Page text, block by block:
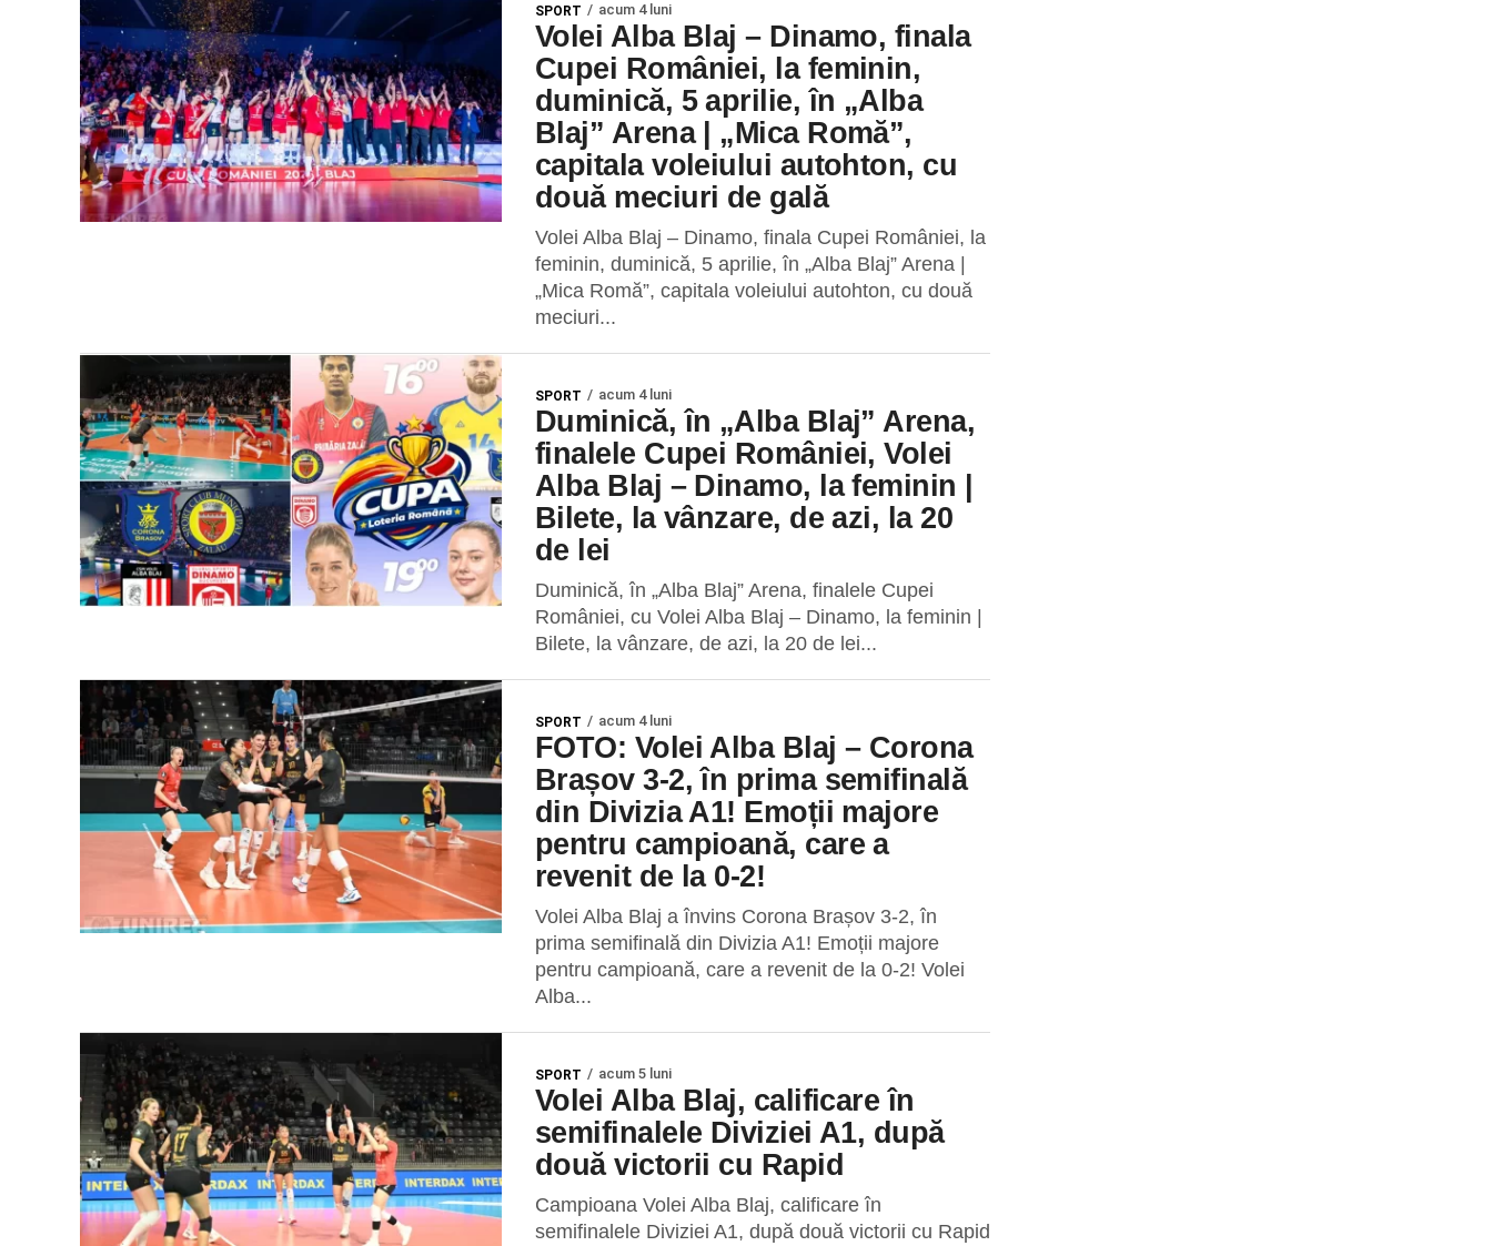
SPORT acum 4 luni
Volei Alba Blaj – Dinamo, finala
Cupei României, la feminin,
duminică, 5 aprilie, în „Alba
Blaj” Arena | „Mica Romă”,
capitala voleiului autohton, cu
două meciuri de gală
Volei Alba Blaj – Dinamo, finala Cupei României, la
feminin, duminică, 5 aprilie, în „Alba Blaj” Arena |
„Mica Romă”, capitala voleiului autohton, cu două
meciuri...
SPORT acum 4 luni
Duminică, în „Alba Blaj” Arena,
finalele Cupei României, Volei
Alba Blaj – Dinamo, la feminin |
Bilete, la vânzare, de azi, la 20
de lei
Duminică, în „Alba Blaj” Arena, finalele Cupei
României, cu Volei Alba Blaj – Dinamo, la feminin |
Bilete, la vânzare, de azi, la 20 de lei...
SPORT acum 4 luni
FOTO: Volei Alba Blaj – Corona
Brașov 3-2, în prima semifinală
din Divizia A1! Emoții majore
pentru campioană, care a
revenit de la 0-2!
Volei Alba Blaj a învins Corona Brașov 3-2, în
prima semifinală din Divizia A1! Emoții majore
pentru campioană, care a revenit de la 0-2! Volei
Alba...
SPORT acum 5 luni
Volei Alba Blaj, calificare în
semifinalele Diviziei A1, după
două victorii cu Rapid
Campioana Volei Alba Blaj, calificare în
semifinalele Diviziei A1, după două victorii cu Rapid